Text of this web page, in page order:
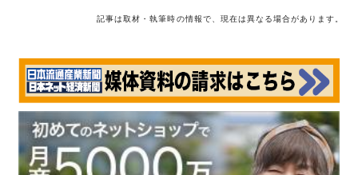
記事は取材・執筆時の情報で、現在は異なる場合があります。